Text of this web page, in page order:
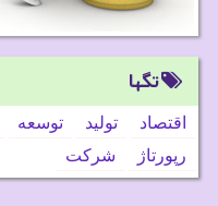
تگها
اقتصاد تولید توسعه
رپورتاژ
شركت